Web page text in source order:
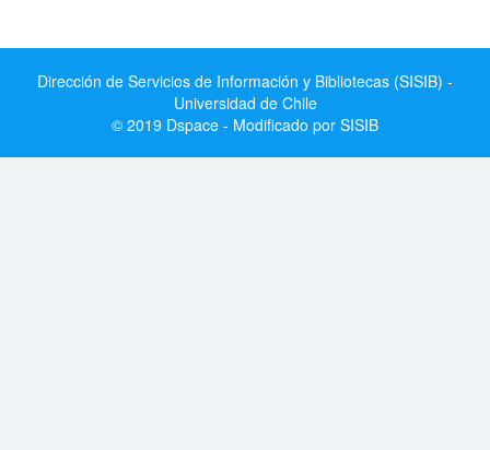
Dirección de Servicios de Información y Bibliotecas (SISIB) -
Universidad de Chile
© 2019 Dspace - Modificado por SISIB